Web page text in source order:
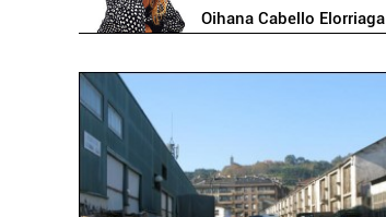
Oihana Cabello Elorriaga